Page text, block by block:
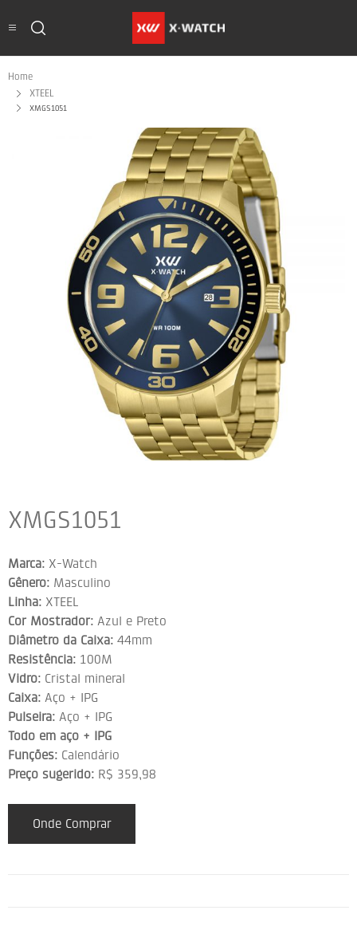
Home
XTEEL
XMGS1051
XMGS1051
Marca: X-Watch
Gênero: Masculino
Linha: XTEEL
Cor Mostrador: Azul e Preto
Diâmetro da Caixa: 44mm
Resistência: 100M
Vidro: Cristal mineral
Caixa: Aço + IPG
Pulseira: Aço + IPG
Todo em aço + IPG
Funções: Calendário
Preço sugerido: R$ 359,98
Onde Comprar